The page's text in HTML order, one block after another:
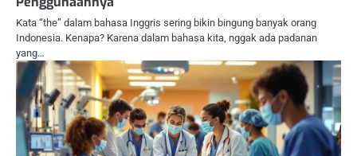
Kata “the” dalam bahasa Inggris sering bikin bingung banyak orang
Indonesia. Kenapa? Karena dalam bahasa kita, nggak ada padanan
yang…